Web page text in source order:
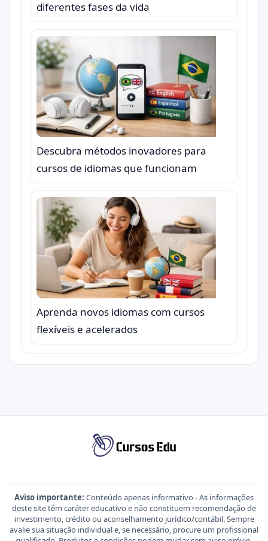
diferentes fases da vida
Descubra métodos inovadores para
cursos de idiomas que funcionam
Aprenda novos idiomas com cursos
flexíveis e acelerados
Aviso importante: Conteúdo apenas informativo - As informações
deste site têm caráter educativo e não constituem recomendação de
investimento, crédito ou aconselhamento jurídico/contábil. Sempre
avalie sua situação individual e, se necessário, procure um profissional